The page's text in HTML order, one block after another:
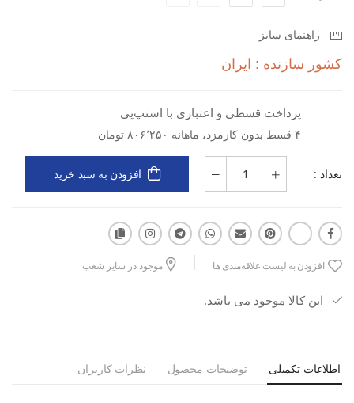
طولانی مدت را بدون احساس ناراحتی میسر می‌سازد.
گرفتن شرایط خرید برای علاقه‌مندان، از طریق خرید اقساطی نیز قابل
دسترس است.
:
دسته‌بندی: کمپینگ و طبیعت گردی
رویه پارچه‌ای MESH برای تنفس‌پذیری و مقاومت
زیره ترکیبی EVA + Rubber برای جذب ضربه و چسبندگی عالی
قالب استاندارد برای راحتی حداکثری
راهنمای سایز
کشور سازنده : ایران
پرداخت قسطی و اعتباری با اسنپ‌پی
۴ قسط بدون کارمزد، ماهانه ۸۰۶٬۲۵۰ تومان
تعداد : افزودن به سبد خرید
افزودن به لیست علاقه‌مندی ها موجود در سایر شعب
این کالا موجود می باشد.
اطلاعات تکمیلی توضیحات محصول نظرات کاربران